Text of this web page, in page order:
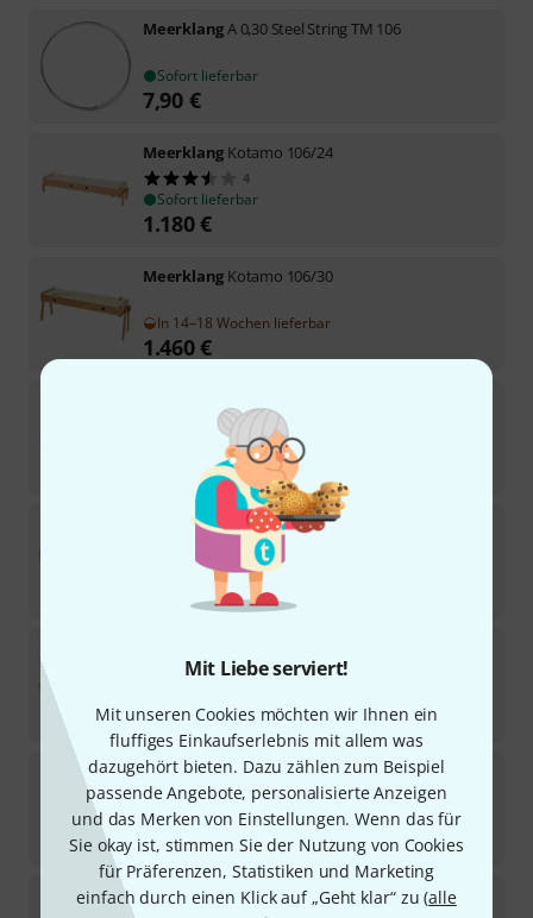
Mit Liebe serviert!
Mit unseren Cookies möchten wir Ihnen ein
fluffiges Einkaufserlebnis mit allem was
dazugehört bieten. Dazu zählen zum Beispiel
passende Angebote, personalisierte Anzeigen
und das Merken von Einstellungen. Wenn das für
Sie okay ist, stimmen Sie der Nutzung von Cookies
für Präferenzen, Statistiken und Marketing
einfach durch einen Klick auf „Geht klar“ zu (alle
MeerklangA 0,30 Steel String TM 106
Sofort lieferbar
7,90 €
Meerklang Kotamo 106/24
4
Sofort lieferbar
1.180€
Meerklang Kotamo 106/30
In 14–18 Wochen lieferbar
1.460€
Sofort lieferbar
€
Meerklang Hamono
Sofort lieferbar
2
549€
MeerklangDouble Monochord 126
Sofort lieferbar
1.420€
MeerklangA 0,52 WG String TM 106